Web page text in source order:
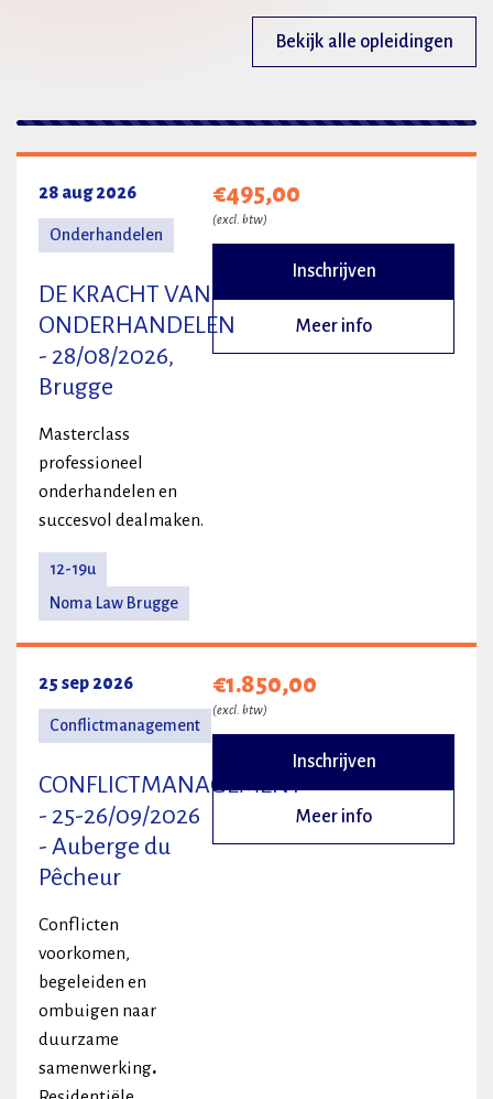
Bekijk alle opleidingen
28 aug 2026
Onderhandelen
DE KRACHT VAN
ONDERHANDELEN
- 28/08/2026,
Brugge
Masterclass
professioneel
onderhandelen en
succesvol dealmaken.
12-19u
Noma Law Brugge
€495,00
(excl. btw)
Inschrijven
Meer info
25 sep 2026
Conflictmanagement
CONFLICTMANAGEMENT
- 25-26/09/2026
- Auberge du
Pêcheur
Conflicten
voorkomen,
begeleiden en
ombuigen naar
duurzame
samenwerking.
€1.850,00
(excl. btw)
Inschrijven
Meer info